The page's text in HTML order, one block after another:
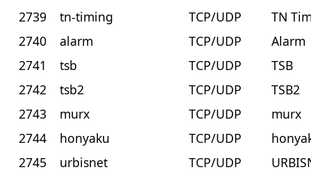
2739
tn-timing TCP/UDP
TN
2740
alarm TCP/UDP
Alarm
2741
tsb TCP/UDP
TSB
2742
tsb2 TCP/UDP
TSB2
2743
murx TCP/UDP
murx
2744
honyaku TCP/UDP
2745
urbisnet TCP/UDP